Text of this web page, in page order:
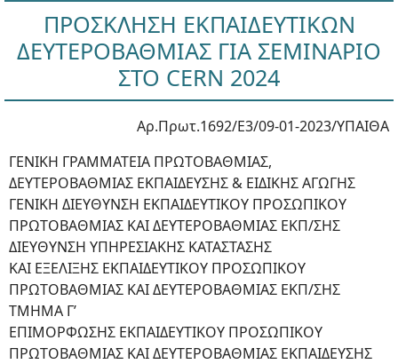
ΠΡΟΣΚΛΗΣΗ ΕΚΠΑΙΔΕΥΤΙΚΩΝ
ΔΕΥΤΕΡΟΒΑΘΜΙΑΣ ΓΙΑ ΣΕΜΙΝΑΡΙΟ
ΣΤΟ CERN 2024
Αρ.Πρωτ.1692/Ε3/09-01-2023/ΥΠΑΙΘΑ
ΓΕΝΙΚΗ ΓΡΑΜΜΑΤΕΙΑ ΠΡΩΤΟΒΑΘΜΙΑΣ,
ΔΕΥΤΕΡΟΒΑΘΜΙΑΣ ΕΚΠΑΙΔΕΥΣΗΣ & ΕΙΔΙΚΗΣ ΑΓΩΓΗΣ
ΓΕΝΙΚΗ ΔΙΕΥΘΥΝΣΗ ΕΚΠΑΙΔΕΥΤΙΚΟΥ ΠΡΟΣΩΠΙΚΟΥ
ΠΡΩΤΟΒΑΘΜΙΑΣ ΚΑΙ ΔΕΥΤΕΡΟΒΑΘΜΙΑΣ ΕΚΠ/ΣΗΣ
ΔΙΕΥΘΥΝΣΗ ΥΠΗΡΕΣΙΑΚΗΣ ΚΑΤΑΣΤΑΣΗΣ
ΚΑΙ ΕΞΕΛΙΞΗΣ ΕΚΠΑΙΔΕΥΤΙΚΟΥ ΠΡOΣΩΠΙΚΟΥ
ΠΡΩΤΟΒΑΘΜΙΑΣ ΚΑΙ ΔΕΥΤΕΡΟΒΑΘΜΙΑΣ ΕΚΠ/ΣΗΣ
ΤΜΗΜΑ Γ’
ΕΠΙΜΟΡΦΩΣΗΣ ΕΚΠΑΙΔΕΥΤΙΚΟΥ ΠΡΟΣΩΠΙΚΟΥ
ΠΡΩΤΟΒΑΘΜΙΑΣ ΚΑΙ ΔΕΥΤΕΡΟΒΑΘΜΙΑΣ ΕΚΠΑΙΔΕΥΣΗΣ